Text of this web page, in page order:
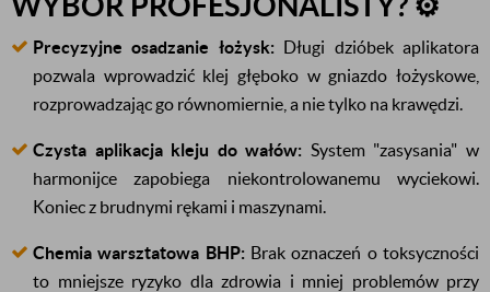
Precyzyjne osadzanie łożysk:Długi dzióbek aplikatora
pozwala wprowadzić klej głęboko w gniazdo łożyskowe,
rozprowadzając go równomiernie, a nie tylko na krawędzi.
Czysta aplikacja kleju do wałów: System "zasysania" w
harmonijce zapobiega niekontrolowanemu wyciekowi.
Koniec z brudnymi rękami i maszynami.
Chemia warsztatowa BHP:Brak oznaczeń o toksyczności
to mniejsze ryzyko dla zdrowia i mniej problemów przy